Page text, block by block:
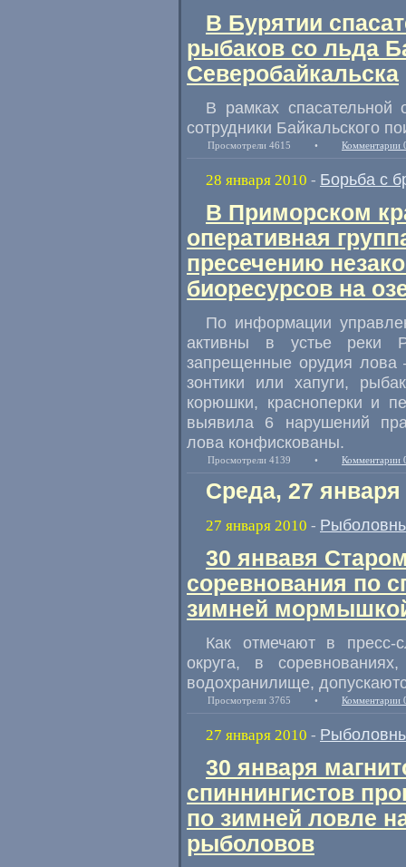
В Бурятии
рыбаков со льда
Северобайкальска
В рамках спасательной
сотрудники Байкальского
Просмотрели 4615 • Комментарии
28 января 2010 - Борьба с
В Приморском
оперативная
пресечению
биоресурсов на
По информации
активны в устье реки
запрещенные орудия лова
зонтики или хапуги,
корюшки, красноперки и
выявила 6 нарушений
лова конфискованы.
Просмотрели 4139 • Комментарии
Среда, 27 января
27 января 2010 -
30 янвавя
соревнования по
зимней
Как отмечают в пресс-
округа, в
водохранилище,
Просмотрели 3765 • Комментарии
27 января 2010 -
30 января
спиннингистов
по зимней ловле
рыболовов